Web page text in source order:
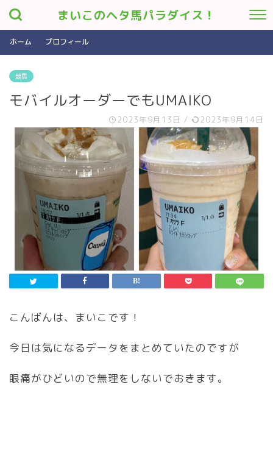
まいこのヘタ馬パラダイス！
ホーム プロフィール
競馬
モバイルオーダーでもUMAIKO
2023年9月13日 / 2023年9月14日
こんばんは、まいこです！
今日は気になるデータをまとめていたのですが
眼痛がひどいので無理をしないでおきます。